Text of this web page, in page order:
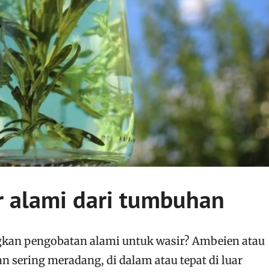
alami dari tumbuhan
pengobatan alami untuk wasir? Ambeien atau
sering meradang, di dalam atau tepat di luar